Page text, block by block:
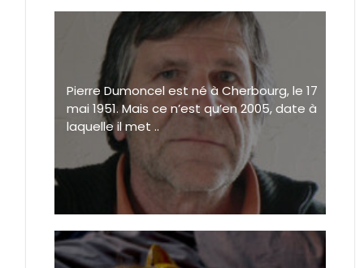
Pierre Dumoncel est né à Cherbourg, le 17
mai 1951. Mais ce n’est qu’en 2005, date à
laquelle il met ..